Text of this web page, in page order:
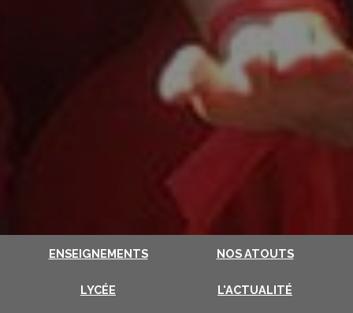
ENSEIGNEMENTS NOS ATOUTS
LYCÉE L'ACTUALITÉ